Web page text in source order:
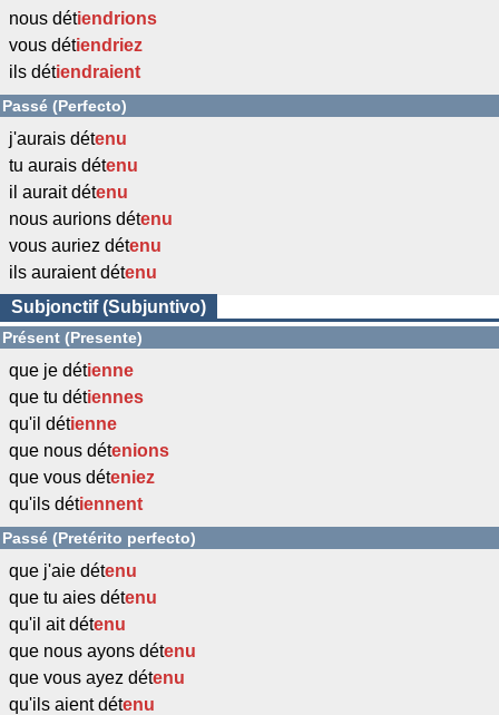
nous détiendrions
vous détiendriez
ils détiendraient
Passé (Perfecto)
j'aurais détenu
tu aurais détenu
il aurait détenu
nous aurions détenu
vous auriez détenu
ils auraient détenu
Subjonctif (Subjuntivo)
Présent (Presente)
que je détienne
que tu détiennes
qu'il détienne
que nous détenions
que vous déteniez
qu'ils détiennent
Passé (Pretérito perfecto)
que j'aie détenu
que tu aies détenu
qu'il ait détenu
que nous ayons détenu
que vous ayez détenu
qu'ils aient détenu